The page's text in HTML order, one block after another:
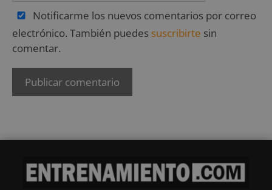
Notificarme los nuevos comentarios por correo
electrónico. También puedes suscribirte sin
comentar.